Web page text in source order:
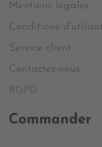
Mentions légales
Conditions
Service client
Contactez-nous
RGPD
Commander